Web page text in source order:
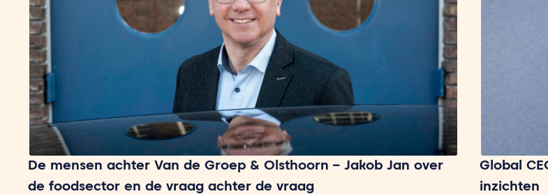
De mensen achter Van de Groep & Olsthoorn – Jakob Jan over
de foodsector en de vraag achter de vraag
Global
inzichten